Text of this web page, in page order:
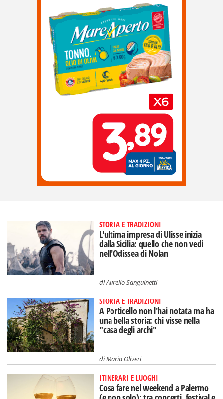
STORIA E TRADIZIONI
L'ultima impresa di Ulisse inizia
dalla Sicilia: quello che non vedi
diAurelio Sanguinetti
STORIA E TRADIZIONI
A Porticello non l'hai notata ma ha
diMaria Oliveri
ITINERARI E LUOGHI
Cosa fare nel weekend a Palermo
diRedazione